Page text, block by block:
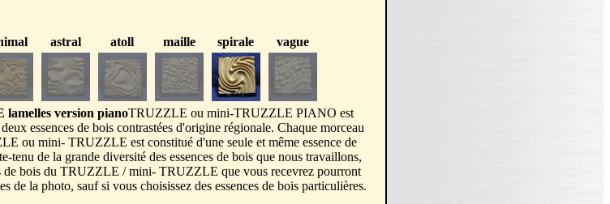
astral atoll maille spirale vague
lamelles version pianoTRUZZLE ou mini-TRUZZLE PIANO est
essences de bois contrastées d'origine régionale. Chaque morceau
ou mini- TRUZZLE est constitué d'une seule et même essence de
tenu de la grande diversité des essences de bois que nous travaillons,
de bois du TRUZZLE / mini- TRUZZLE que vous recevrez pourront
de la photo, sauf si vous choisissez des essences de bois particulières.